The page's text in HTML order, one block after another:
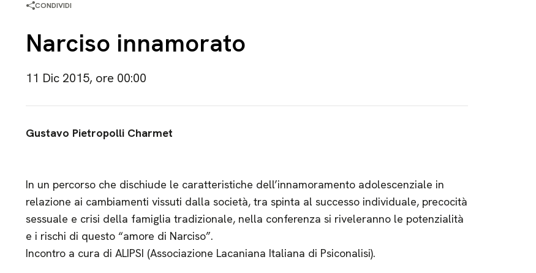
CONDIVIDI
Narciso innamorato
11 Dic 2015, ore 00:00
Gustavo Pietropolli Charmet
In un percorso che dischiude le caratteristiche dell’innamoramento adolescenziale in
relazione ai cambiamenti vissuti dalla società, tra spinta al successo individuale, precocità
sessuale e crisi della famiglia tradizionale, nella conferenza si riveleranno le potenzialità
e i rischi di questo “amore di Narciso”.
Incontro a cura di ALIPSI (Associazione Lacaniana Italiana di Psiconalisi).